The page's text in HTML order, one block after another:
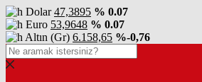
Dolar47,3895 % 0.07
Euro 53,9648 % 0.07
Altın (Gr) 6.158,65 %-0,76